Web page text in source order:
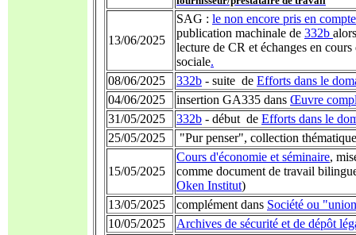
13/06/2025
SAG : le non encore pris en compte
publication machinale de 332b
lecture de CR et échanges en
sociale.
08/06/2025
332b - suite de Efforts dans le
04/06/2025
insertion GA335 dans Œuvre
31/05/2025
332b - début de Efforts dans le
25/05/2025
"Pur penser", collection
15/05/2025
Cours d'économie et séminaire,
comme document de travail
Oken Institut)
13/05/2025
complément dans Société ou
10/05/2025
Archives de sécurité et de dépôt